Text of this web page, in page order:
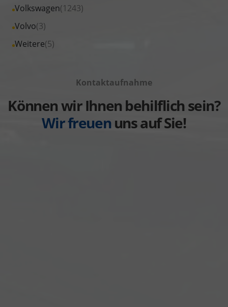
anzeigen
Suzuki
anzeigen
Fahrzeuge
Toyota
anzeigen
Volkswagen(1243)
Alle
Fahrzeuge
Volkswagen
Volvo(3)
Alle
Fahrzeuge
Weitere(5)
Alle
anzeigen
Kontaktaufnahme
Können wir Ihnen behilflich sein?
Wir freuenuns auf Sie!